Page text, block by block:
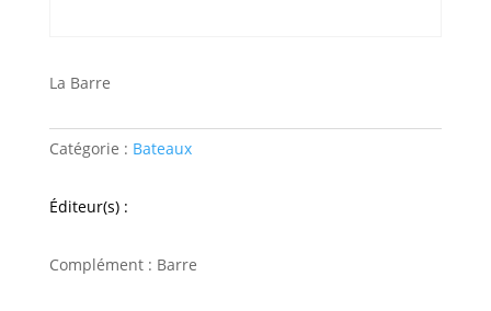
La Barre
Catégorie : Bateaux
Éditeur(s) :
Complément : Barre